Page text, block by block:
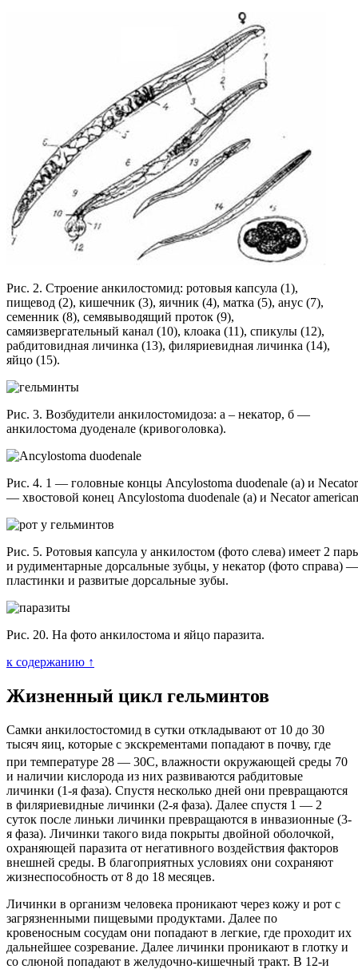
Рис. 2. Строение анкилостомид: ротовыя капсула (1),
пищевод (2), кишечник (3), яичник (4), матка (5), анус (7),
семенник (8), семявыводящий проток (9),
самяизвергательный канал (10), клоака (11), спикулы (12),
рабдитовидная личинка (13), филяриевидная личинка (14),
яйцо (15).
Рис. 3. Возбудители анкилостомидоза: а – некатор, б —
анкилостома дуоденале (кривоголовка).
Рис. 4. 1 — головные концы Ancylostoma duodenale (а) и Necator
— хвостовой конец Ancylostoma duodenale (а) и Necator
Рис. 5. Ротовыя капсула у анкилостом (фото слева) имеет 2
и рудиментарные дорсальные зубцы, у некатор (фото справа)
пластинки и развитые дорсальные зубы.
Рис. 20. На фото анкилостома и яйцо паразита.
к содержанию ↑
Жизненный цикл гельминтов
Самки анкилостостомид в сутки откладывают от 10 до 30
тысяч яиц, которые с экскрементами попадают в почву, где
при температуре 28 — 30С, влажности окружающей среды 70
и наличии кислорода из них развиваются рабдитовые
личинки (1-я фаза). Спустя несколько дней они превращаются
в филяриевидные личинки (2-я фаза). Далее спустя 1 — 2
суток после линьки личинки превращаются в инвазионные (3-
я фаза). Личинки такого вида покрыты двойной оболочкой,
охраняющей паразита от негативного воздействия факторов
внешней среды. В благоприятных условиях они сохраняют
жизнеспособность от 8 до 18 месяцев.
Личинки в организм человека проникают через кожу и рот с
загрязненными пищевыми продуктами. Далее по
кровеносным сосудам они попадают в легкие, где проходит их
дальнейшее созревание. Далее личинки проникают в глотку и
со слюной попадают в желудочно-кишечный тракт. В 12-и